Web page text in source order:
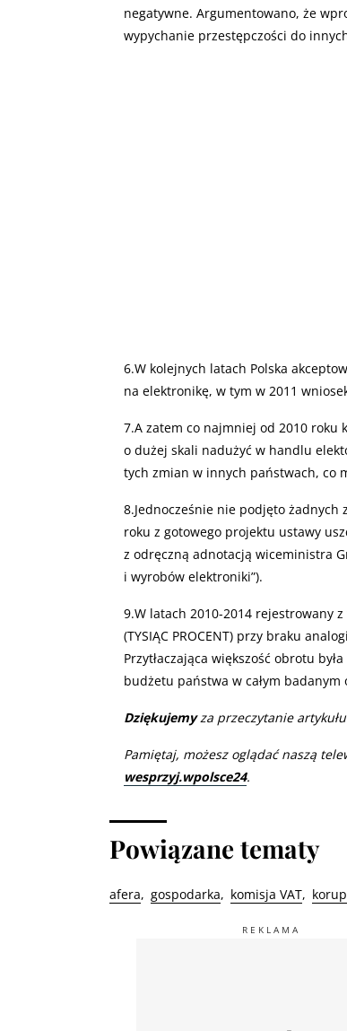
negatywne. Argumentowano, że
wypychanie przestępczości do
6.W kolejnych latach Polska
na elektronikę, w tym w 2011
7.A zatem co najmniej od 2010
o dużej skali nadużyć w handlu
tych zmian w innych państwach, co
8.Jednocześnie nie podjęto żadnych
roku z gotowego projektu ustawy
z odręczną adnotacją wiceministra
i wyrobów elektroniki”).
9.W latach 2010-2014 rejestrowany
(TYSIĄC PROCENT) przy braku
Przytłaczająca większość obrotu
budżetu państwa w całym
Dziękujemyza przeczytanie
Pamiętaj, możesz oglądać naszą
wesprzyj.wpolsce24.
Powiązane tematy
afera gospodarka komisja VAT